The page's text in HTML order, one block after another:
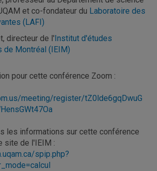
et co-fondateur du Laboratoire des
(LAFI)
directeur de l'Institut d'études
de Montréal (IEIM)
pour cette conférence Zoom :
meeting/register/tZ0lde6gqDwuG
les informations sur cette conférence
site de l'IEIM :
spip.php?